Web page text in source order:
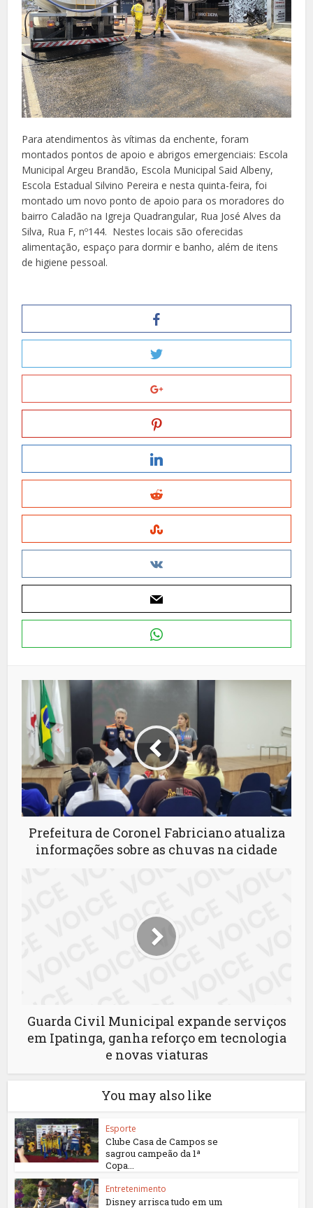
Para atendimentos às vítimas da enchente, foram
montados pontos de apoio e abrigos emergenciais: Escola
Municipal Argeu Brandão, Escola Municipal Said Albeny,
Escola Estadual Silvino Pereira e nesta quinta-feira, foi
montado um novo ponto de apoio para os moradores do
bairro Caladão na Igreja Quadrangular, Rua José Alves da
Silva, Rua F, nº144. Nestes locais são oferecidas
alimentação, espaço para dormir e banho, além de itens
de higiene pessoal.
Prefeitura de Coronel Fabriciano atualiza
informações sobre as chuvas na cidade
Guarda Civil Municipal expande serviços
em Ipatinga, ganha reforço em tecnologia
e novas viaturas
You may also like
Esporte
Clube Casa de Campos se
sagrou campeão da 1ª
Copa...
Entretenimento
Disney arrisca tudo em um